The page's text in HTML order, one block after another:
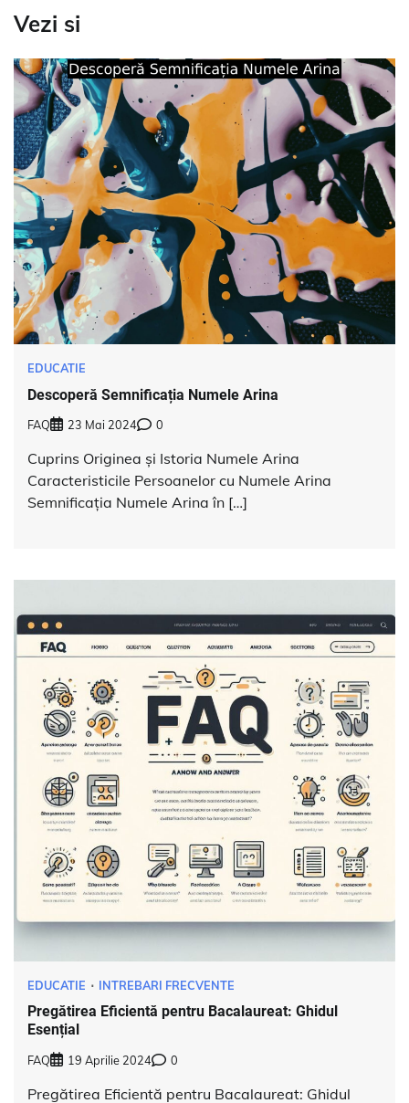
Vezi si
EDUCATIE
Descoperă Semnificația Numele Arina
FAQ 23 Mai 2024 0
Cuprins Originea și Istoria Numele Arina
Caracteristicile Persoanelor cu Numele Arina
Semnificația Numele Arina în […]
EDUCATIE INTREBARI FRECVENTE
Pregătirea Eficientă pentru Bacalaureat: Ghidul
Esențial
FAQ 19 Aprilie 2024 0
Pregătirea Eficientă pentru Bacalaureat: Ghidul